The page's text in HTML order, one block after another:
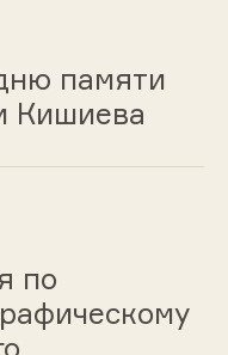
памяти
Кишиева
по